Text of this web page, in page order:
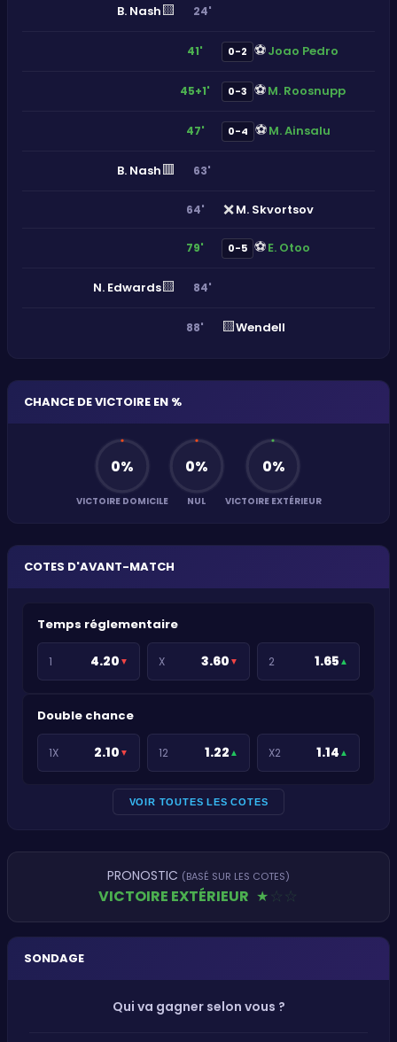
B. Nash🟨 24'
41' 0-2 ⚽Joao Pedro
45+1' 0-3 ⚽M. Roosnupp
47' 0-4 ⚽M. Ainsalu
B. Nash🟥 63'
64' ❌M. Skvortsov
79' 0-5 ⚽E. Otoo
N. Edwards🟨 84'
88' 🟨Wendell
CHANCE DE VICTOIRE EN %
0%
VICTOIRE DOMICILE
0%
NUL
0%
VICTOIRE EXTÉRIEUR
COTES D'AVANT-MATCH
Temps réglementaire
1 4.20 ▼ X 3.60 ▼ 2 1.65 ▲
Double chance
1X 2.10 ▼ 12 1.22 ▲ X2 1.14 ▲
VOIR TOUTES LES COTES
PRONOSTIC (BASÉ SUR LES COTES)
VICTOIRE EXTÉRIEUR ★ ★ ★
SONDAGE
Qui va gagner selon vous ?